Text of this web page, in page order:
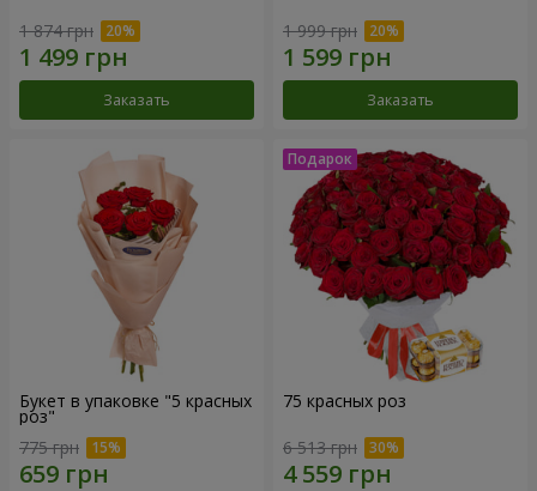
1 874 грн
Заказать
1 999 грн
Заказать
Букет в упаковке "5 красных
роз"
775 грн
75 красных роз
6 513 грн